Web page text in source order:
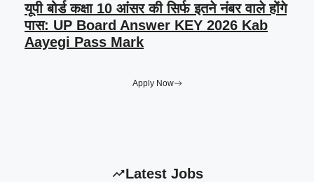
यूपी बोर्ड कक्षा 10 आंसर की सिर्फ इतने नंबर वाले होंगे
पास: UP Board Answer KEY 2026 Kab
Aayegi Pass Mark
Apply Now
Latest Jobs